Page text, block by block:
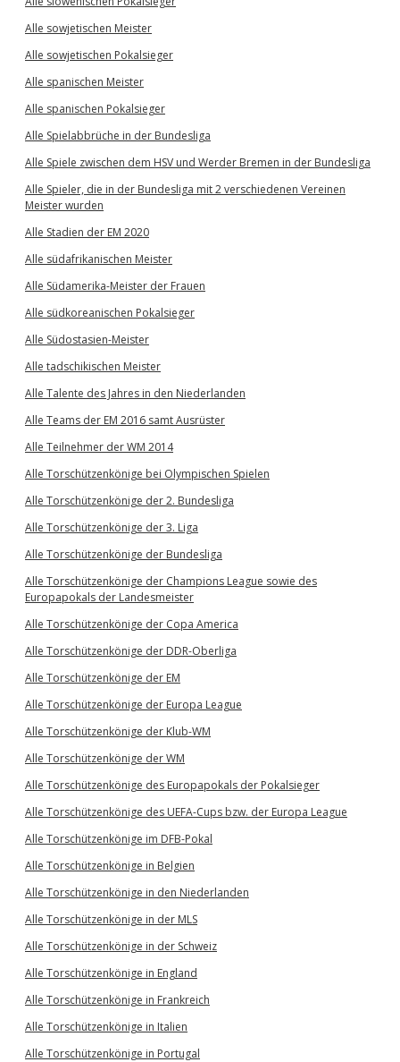
Alle sowjetischen Meister
Alle sowjetischen Pokalsieger
Alle spanischen Meister
Alle spanischen Pokalsieger
Alle Spielabbrüche in der Bundesliga
Alle Spiele zwischen dem HSV und Werder Bremen in der Bundesliga
Alle Spieler, die in der Bundesliga mit 2 verschiedenen Vereinen
Meister wurden
Alle Stadien der EM 2020
Alle südafrikanischen Meister
Alle Südamerika-Meister der Frauen
Alle südkoreanischen Pokalsieger
Alle Südostasien-Meister
Alle tadschikischen Meister
Alle Talente des Jahres in den Niederlanden
Alle Teams der EM 2016 samt Ausrüster
Alle Teilnehmer der WM 2014
Alle Torschützenkönige bei Olympischen Spielen
Alle Torschützenkönige der 2. Bundesliga
Alle Torschützenkönige der 3. Liga
Alle Torschützenkönige der Bundesliga
Alle Torschützenkönige der Champions League sowie des
Europapokals der Landesmeister
Alle Torschützenkönige der Copa America
Alle Torschützenkönige der DDR-Oberliga
Alle Torschützenkönige der EM
Alle Torschützenkönige der Europa League
Alle Torschützenkönige der Klub-WM
Alle Torschützenkönige der WM
Alle Torschützenkönige des Europapokals der Pokalsieger
Alle Torschützenkönige des UEFA-Cups bzw. der Europa League
Alle Torschützenkönige im DFB-Pokal
Alle Torschützenkönige in Belgien
Alle Torschützenkönige in den Niederlanden
Alle Torschützenkönige in der MLS
Alle Torschützenkönige in der Schweiz
Alle Torschützenkönige in England
Alle Torschützenkönige in Frankreich
Alle Torschützenkönige in Italien
Alle Torschützenkönige in Portugal